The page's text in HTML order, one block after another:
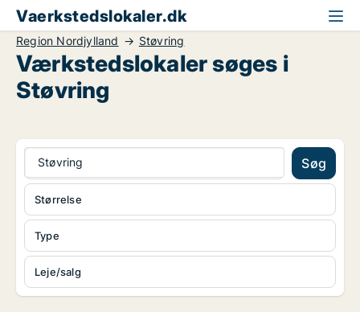
Vaerkstedslokaler.dk
Region Nordjylland Støvring
Værkstedslokaler søges i
Støvring
Støvring Søg
Type
Leje/salg
Størrelse